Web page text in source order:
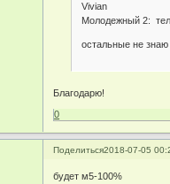
Vivian
Молодежный 2:
остальные не знаю
Благодарю!
0
Поделиться2018-07-05
будет м5-100%